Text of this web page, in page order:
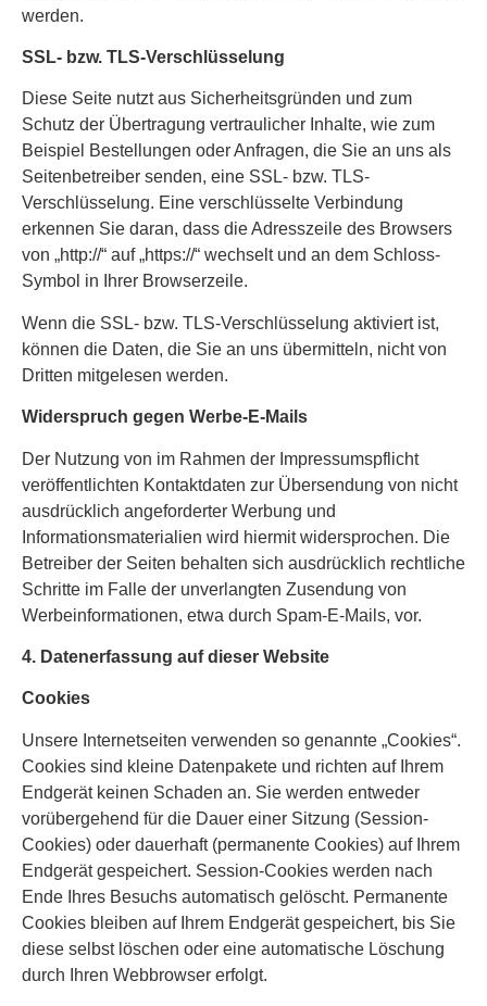
werden.
SSL- bzw. TLS-Verschlüsselung
Diese Seite nutzt aus Sicherheitsgründen und zum
Schutz der Übertragung vertraulicher Inhalte, wie zum
Beispiel Bestellungen oder Anfragen, die Sie an uns als
Seitenbetreiber senden, eine SSL- bzw. TLS-
Verschlüsselung. Eine verschlüsselte Verbindung
erkennen Sie daran, dass die Adresszeile des Browsers
von „http://“ auf „https://“ wechselt und an dem Schloss-
Symbol in Ihrer Browserzeile.
Wenn die SSL- bzw. TLS-Verschlüsselung aktiviert ist,
können die Daten, die Sie an uns übermitteln, nicht von
Dritten mitgelesen werden.
Widerspruch gegen Werbe-E-Mails
Der Nutzung von im Rahmen der Impressumspflicht
veröffentlichten Kontaktdaten zur Übersendung von nicht
ausdrücklich angeforderter Werbung und
Informationsmaterialien wird hiermit widersprochen. Die
Betreiber der Seiten behalten sich ausdrücklich rechtliche
Schritte im Falle der unverlangten Zusendung von
Werbeinformationen, etwa durch Spam-E-Mails, vor.
4. Datenerfassung auf dieser Website
Cookies
Unsere Internetseiten verwenden so genannte „Cookies“.
Cookies sind kleine Datenpakete und richten auf Ihrem
Endgerät keinen Schaden an. Sie werden entweder
vorübergehend für die Dauer einer Sitzung (Session-
Cookies) oder dauerhaft (permanente Cookies) auf Ihrem
Endgerät gespeichert. Session-Cookies werden nach
Ende Ihres Besuchs automatisch gelöscht. Permanente
Cookies bleiben auf Ihrem Endgerät gespeichert, bis Sie
diese selbst löschen oder eine automatische Löschung
durch Ihren Webbrowser erfolgt.